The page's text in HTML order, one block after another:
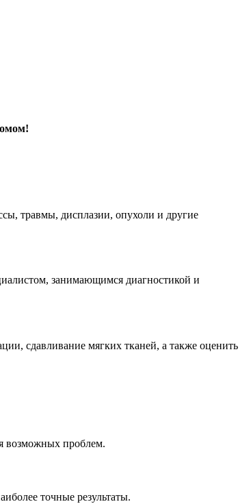
травмы, дисплазии, опухоли и другие
занимающимся диагностикой и
сдавливание мягких тканей, а также оценить
возможных проблем.
точные результаты.